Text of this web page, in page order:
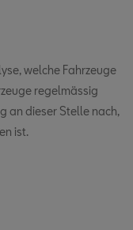
welche Fahrzeuge
regelmässig
an dieser Stelle nach,
ist.